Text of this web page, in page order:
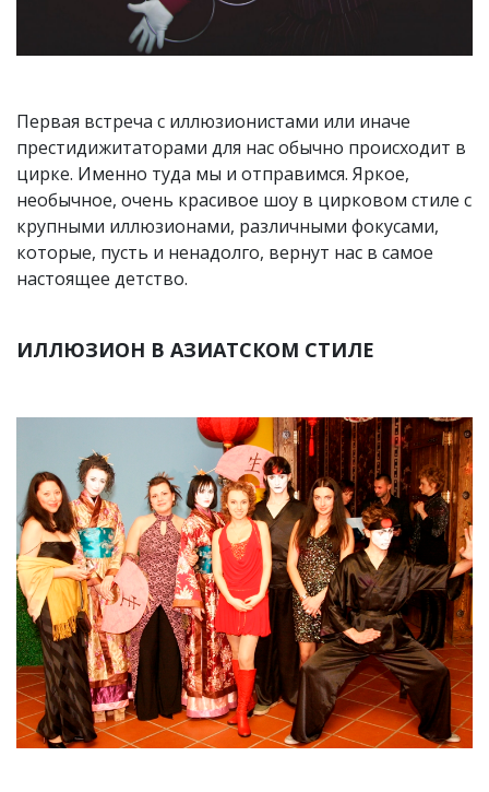
Первая встреча с иллюзионистами или иначе
престидижитаторами для нас обычно происходит в
цирке. Именно туда мы и отправимся. Яркое,
необычное, очень красивое шоу в цирковом стиле с
крупными иллюзионами, различными фокусами,
которые, пусть и ненадолго, вернут нас в самое
настоящее детство.
ИЛЛЮЗИОН В АЗИАТСКОМ СТИЛЕ